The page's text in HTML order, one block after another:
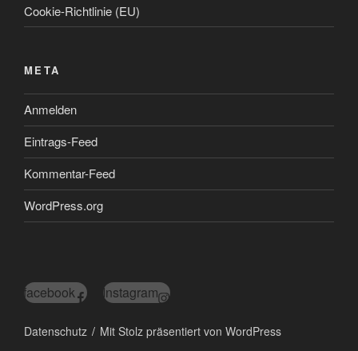
Cookie-Richtlinie (EU)
META
Anmelden
Eintrags-Feed
Kommentar-Feed
WordPress.org
facebook Instagram
Datenschutz Mit Stolz präsentiert von WordPress